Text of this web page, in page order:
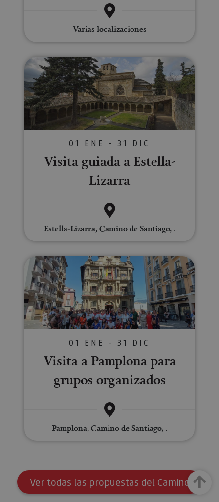
Varias localizaciones
Visita guiada a Estella-Lizarra
01 ENE - 31 DIC
Visita guiada a Estella-
Lizarra
Estella-Lizarra, Camino de Santiago, .
Visita a Pamplona para grupos
01 ENE - 31 DIC
Visita a Pamplona para
grupos organizados
Pamplona, Camino de Santiago, .
Ver todas las propuestas del Camino Arriba